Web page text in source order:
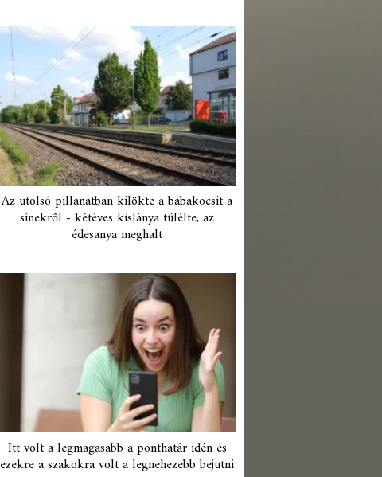
Az utolsó pillanatban kilökte a babakocsit a
sínekről - kétéves kislánya túlélte, az
édesanya meghalt
Itt volt a legmagasabb a ponthatár idén és
ezekre a szakokra volt a legnehezebb bejutni